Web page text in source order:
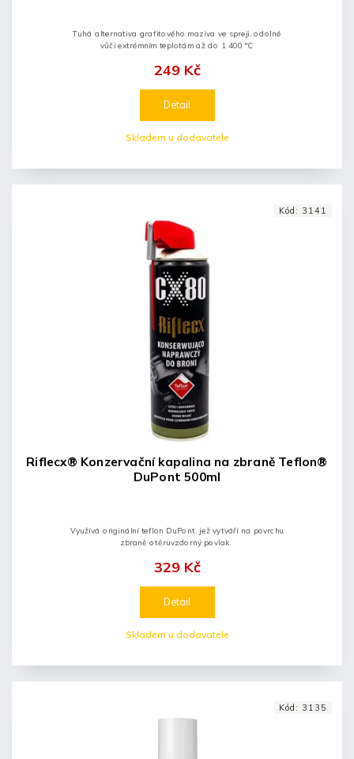
Skladem u dodavatele
249 Kč
Detail
Tuhá alternativa grafitového maziva ve spreji, odolné
vůči extrémním teplotám až do 1 400 °C
Riflecx® Konzervační kapalina na zbraně Teflon®
DuPont 500ml
Skladem u dodavatele
329 Kč
Detail
Využívá originální teflon DuPont. jež vytváří na povrchu
zbraně otěruvzdorný povlak.
Kód: 3141
Kód: 3135